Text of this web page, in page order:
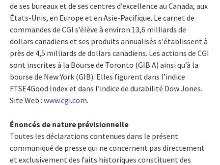
de ses bureaux et de ses centres d’excellence au Canada, aux
États-Unis, en Europe et en Asie-Pacifique. Le carnet de
commandes de CGI s’élève à environ 13,6 milliards de
dollars canadiens et ses produits annualisés s'établissent à
près de 4,5 milliards de dollars canadiens. Les actions de CGI
sont inscrites à la Bourse de Toronto (GIB.A) ainsi qu’à la
bourse de New York (GIB). Elles figurent dans l’indice
FTSE4Good Index et dans l’indice de durabilité Dow Jones.
Site Web : www.cgi.com.
Énoncés de nature prévisionnelle
Toutes les déclarations contenues dans le présent
communiqué de presse qui ne concernent pas directement
et exclusivement des faits historiques constituent des